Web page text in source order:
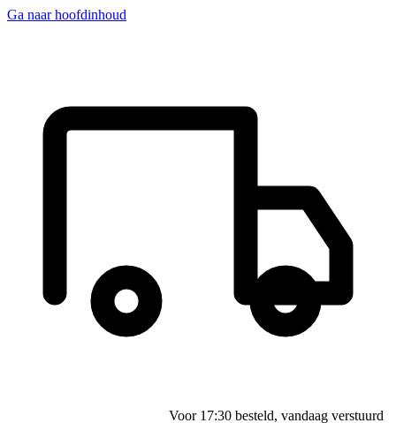
Ga naar hoofdinhoud